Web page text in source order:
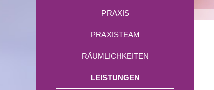
PRAXIS
PRAXISTEAM
RÄUMLICHKEITEN
LEISTUNGEN